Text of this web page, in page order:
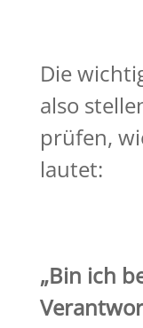
Die
also
prüfen,
lautet:
„Bin ich